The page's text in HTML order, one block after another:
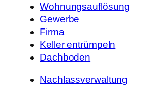
Wohnungsauflösung
Gewerbe
Firma
Keller entrümpeln
Dachboden
Nachlassverwaltung